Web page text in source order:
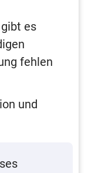
es
fehlen
und